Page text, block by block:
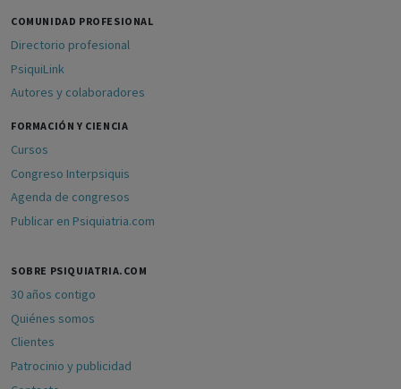
COMUNIDAD PROFESIONAL
Directorio profesional
PsiquiLink
Autores y colaboradores
FORMACIÓN Y CIENCIA
Cursos
Congreso Interpsiquis
Agenda de congresos
Publicar en Psiquiatria.com
SOBRE PSIQUIATRIA.COM
30 años contigo
Quiénes somos
Clientes
Patrocinio y publicidad